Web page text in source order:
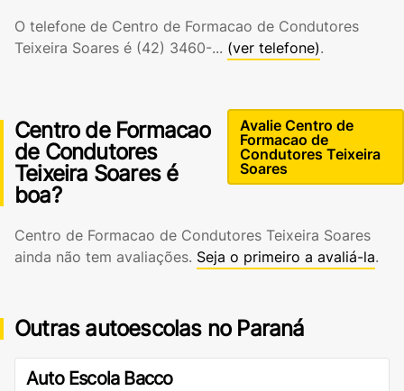
O telefone de Centro de Formacao de Condutores
Teixeira Soares é (42) 3460-... (ver telefone).
Centro de Formacao
de Condutores
Teixeira Soares é
boa?
Avalie Centro de
Formacao de
Condutores Teixeira
Soares
Centro de Formacao de Condutores Teixeira Soares
ainda não tem avaliações. Seja o primeiro a avaliá-la.
Outras autoescolas no Paraná
Auto Escola Bacco